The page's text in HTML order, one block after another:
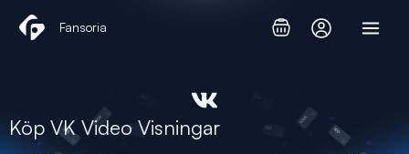
Fansoria
Köp VK Video Visningar